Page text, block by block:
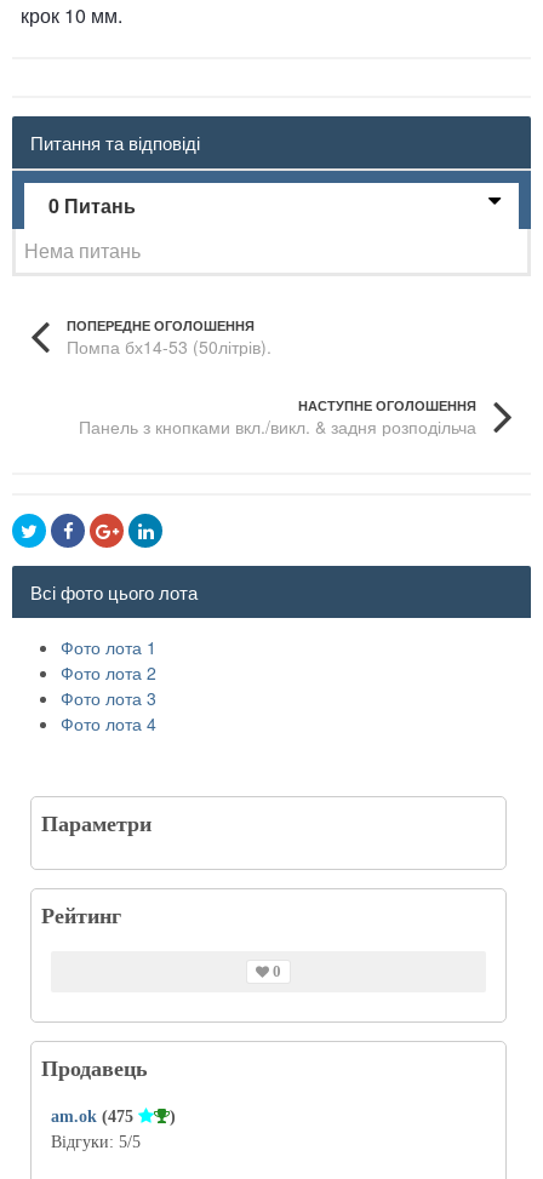
крок 10 мм.
Питання та відповіді
0 Питань
Нема питань
ПОПЕРЕДНЕ ОГОЛОШЕННЯ
Помпа бх14-53 (50літрів).
НАСТУПНЕ ОГОЛОШЕННЯ
Панель з кнопками вкл./викл. & задня розподільча
Всі фото цього лота
Фото лота 1
Фото лота 2
Фото лота 3
Фото лота 4
Параметри
Рейтинг
0
Продавець
am.ok (475
)
Відгуки: 5/5